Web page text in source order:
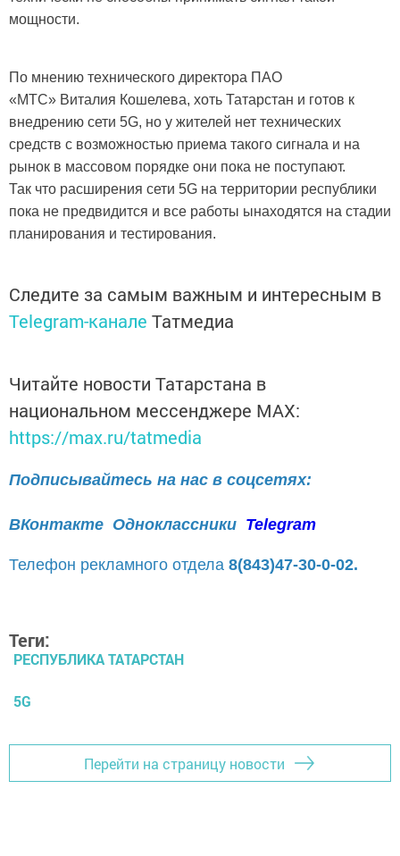
мощности.
По мнению технического директора ПАО
«МТС» Виталия Кошелева, хоть Татарстан и готов к
внедрению сети 5G, но у жителей нет технических
средств с возможностью приема такого сигнала и на
рынок в массовом порядке они пока не поступают.
Так что расширения сети 5G на территории республики
пока не предвидится и все работы ынаходятся на стадии
планирования и тестирования.
Следите за самым важным и интересным в
Telegram-канале Татмедиа
Читайте новости Татарстана в
национальном мессенджере MАХ:
https://max.ru/tatmedia
Подписывайтесь на нас в соцсетях:
ВКонтакте Одноклассники Telegram
Телефон рекламного отдела 8(843)47-30-0-02.
Теги:
РЕСПУБЛИКА ТАТАРСТАН
5G
Перейти на страницу новости